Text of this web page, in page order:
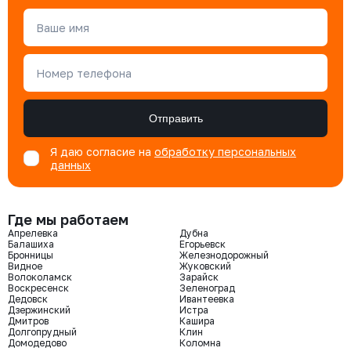
Ваше имя
Номер телефона
Отправить
Я даю согласие на обработку персональных
данных
Где мы работаем
Апрелевка
Балашиха
Бронницы
Видное
Волоколамск
Воскресенск
Дедовск
Дзержинский
Дмитров
Долгопрудный
Домодедово
Дубна
Егорьевск
Железнодорожный
Жуковский
Зарайск
Зеленоград
Ивантеевка
Истра
Кашира
Клин
Коломна